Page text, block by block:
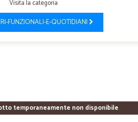
Visita la categoria
FUNZIONALI-E-QUOTIDIANI
temporaneamente non disponibile